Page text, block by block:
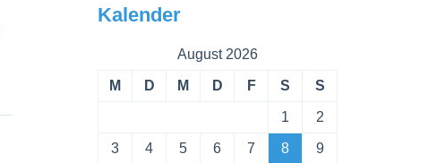
Kalender
August 2026
M D M D F S S
1 2
3 4 5 6 7 8 9